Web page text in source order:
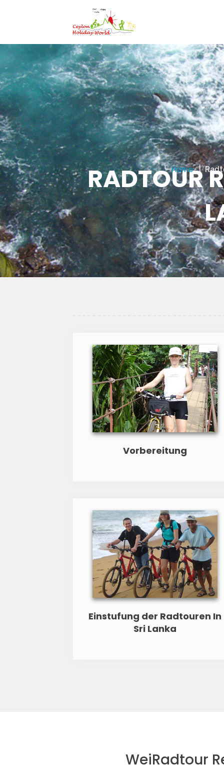
RADTOUR
Home
Vorbereitung
Einstufung der Radtouren In
Sri Lanka
WeiRadtour